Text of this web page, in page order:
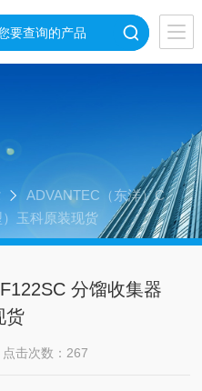
ADVANTEC（东洋）C
玉科原装现货
分馏收集器
货
点击次数：267